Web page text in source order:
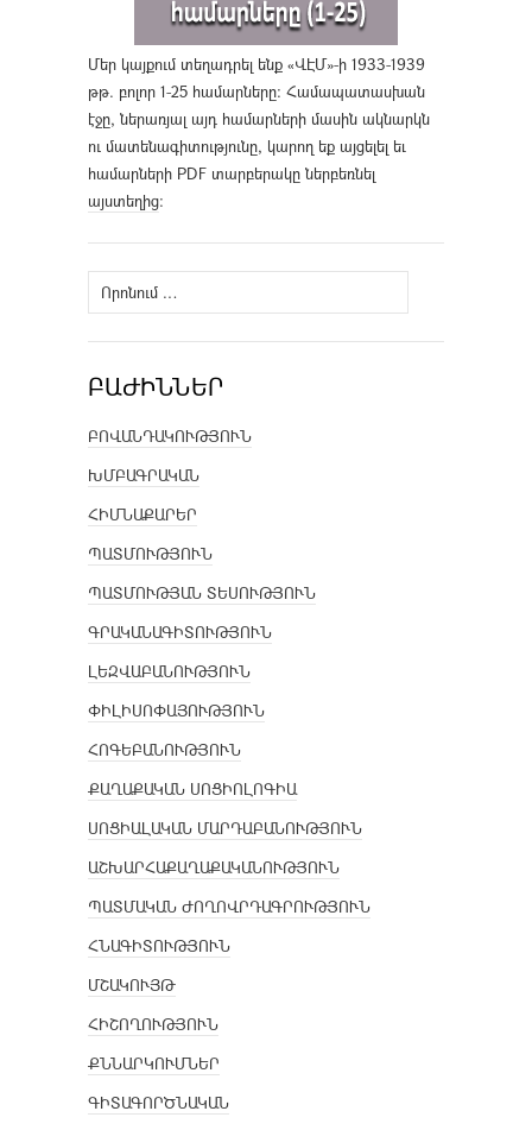
Մեր կայքում տեղադրել ենք «ՎԷՄ»-ի 1933-1939
թթ. բոլոր 1-25 համարները։ Համապատասխան
էջը, ներառյալ այդ համարների մասին ակնարկն
ու մատենագիտությունը, կարող եք այցելել եւ
համարների PDF տարբերակը ներբեռնել
այստեղից։
Որոնել՝
ԲԱԺԻՆՆԵՐ
ԲՈՎԱՆԴԱԿՈՒԹՅՈՒՆ
ԽՄԲԱԳՐԱԿԱՆ
ՀԻՄՆԱՔԱՐԵՐ
ՊԱՏՄՈՒԹՅՈՒՆ
ՊԱՏՄՈՒԹՅԱՆ ՏԵՍՈՒԹՅՈՒՆ
ԳՐԱԿԱՆԱԳԻՏՈՒԹՅՈՒՆ
ԼԵԶՎԱԲԱՆՈՒԹՅՈՒՆ
ՓԻԼԻՍՈՓԱՅՈՒԹՅՈՒՆ
ՀՈԳԵԲԱՆՈՒԹՅՈՒՆ
ՔԱՂԱՔԱԿԱՆ ՍՈՑԻՈԼՈԳԻԱ
ՍՈՑԻԱԼԱԿԱՆ ՄԱՐԴԱԲԱՆՈՒԹՅՈՒՆ
ԱՇԽԱՐՀԱՔԱՂԱՔԱԿԱՆՈՒԹՅՈՒՆ
ՊԱՏՄԱԿԱՆ ԺՈՂՈՎՐԴԱԳՐՈՒԹՅՈՒՆ
ՀՆԱԳԻՏՈՒԹՅՈՒՆ
ՄՇԱԿՈՒՅԹ
ՀԻՇՈՂՈՒԹՅՈՒՆ
ՔՆՆԱՐԿՈՒՄՆԵՐ
ԳԻՏԱԳՈՐԾՆԱԿԱՆ